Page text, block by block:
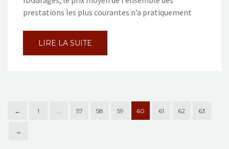
prestations les plus courantes n’a pratiquement
LIRE LA SUITE
← 1 57 58 59 60 61 62 63
→